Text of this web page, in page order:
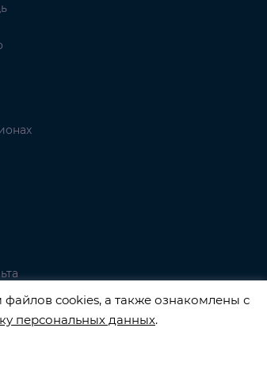
cookies, а также ознакомлены с
персональных данных.